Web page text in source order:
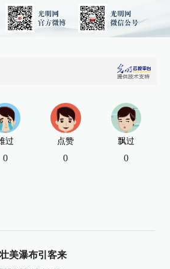
过
0
点赞
0
飘过
0
美瀑布引客来